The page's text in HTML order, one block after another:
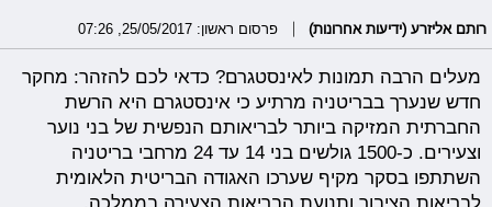
רותם אליזרע (ידיעות אחרונות) פרסום ראשון: 25/05/2017, 07:26
מעלים הרבה תמונות לאינסטגרם? כדאי לכם להזהר: מחקר
חדש שנערך בבריטניה מרתיע כי אינסטגרם היא הרשת
החברתית המזיקה ביותר לבריאותם הנפשית של בני נוער
וצעירים. כ-1500 גולשים בני 14 עד 24 מרחבי בריטניה
השתתפו בסקר מקיף שערכו האגודה הבריטית הלאומית
לבריאות הציבור ותנועת הבריאות הצעירה בממלכה.